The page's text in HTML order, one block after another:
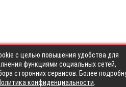
с целью повышения удобства для
функциями социальных сетей,
сторонних сервисов. Более
конфиденциальности